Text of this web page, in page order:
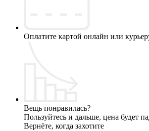
Оплатите картой онлайн или
Вещь понравилась?
Пользуйтесь и дальше, цена будет
Вернёте, когда захотите